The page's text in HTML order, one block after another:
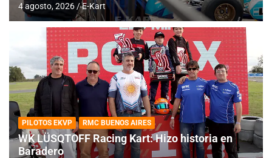
4 agosto, 2026 E-Kart
PILOTOS EKVP RMC BUENOS AIRES
WK LÜSQTOFF Racing Kart: Hizo historia en
Baradero